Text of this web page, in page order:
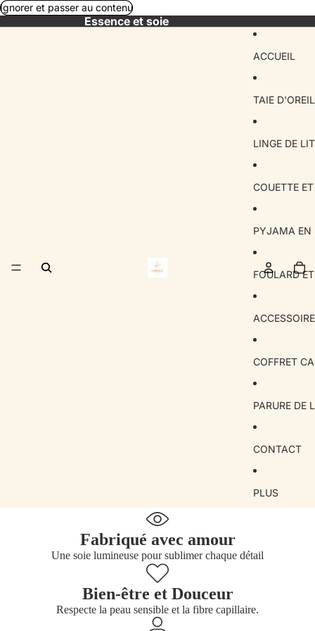
Ignorer et passer au contenu
Essence et soie
ACCUEIL
TAIE
LINGE DE
COUETTE
PYJAMA EN
FOULARD
COFFRET
PARURE DE
CONTACT
PLUS
Fabriqué avec amour
Une soie lumineuse pour sublimer chaque détail
Bien-être et Douceur
Respecte la peau sensible et la fibre capillaire.